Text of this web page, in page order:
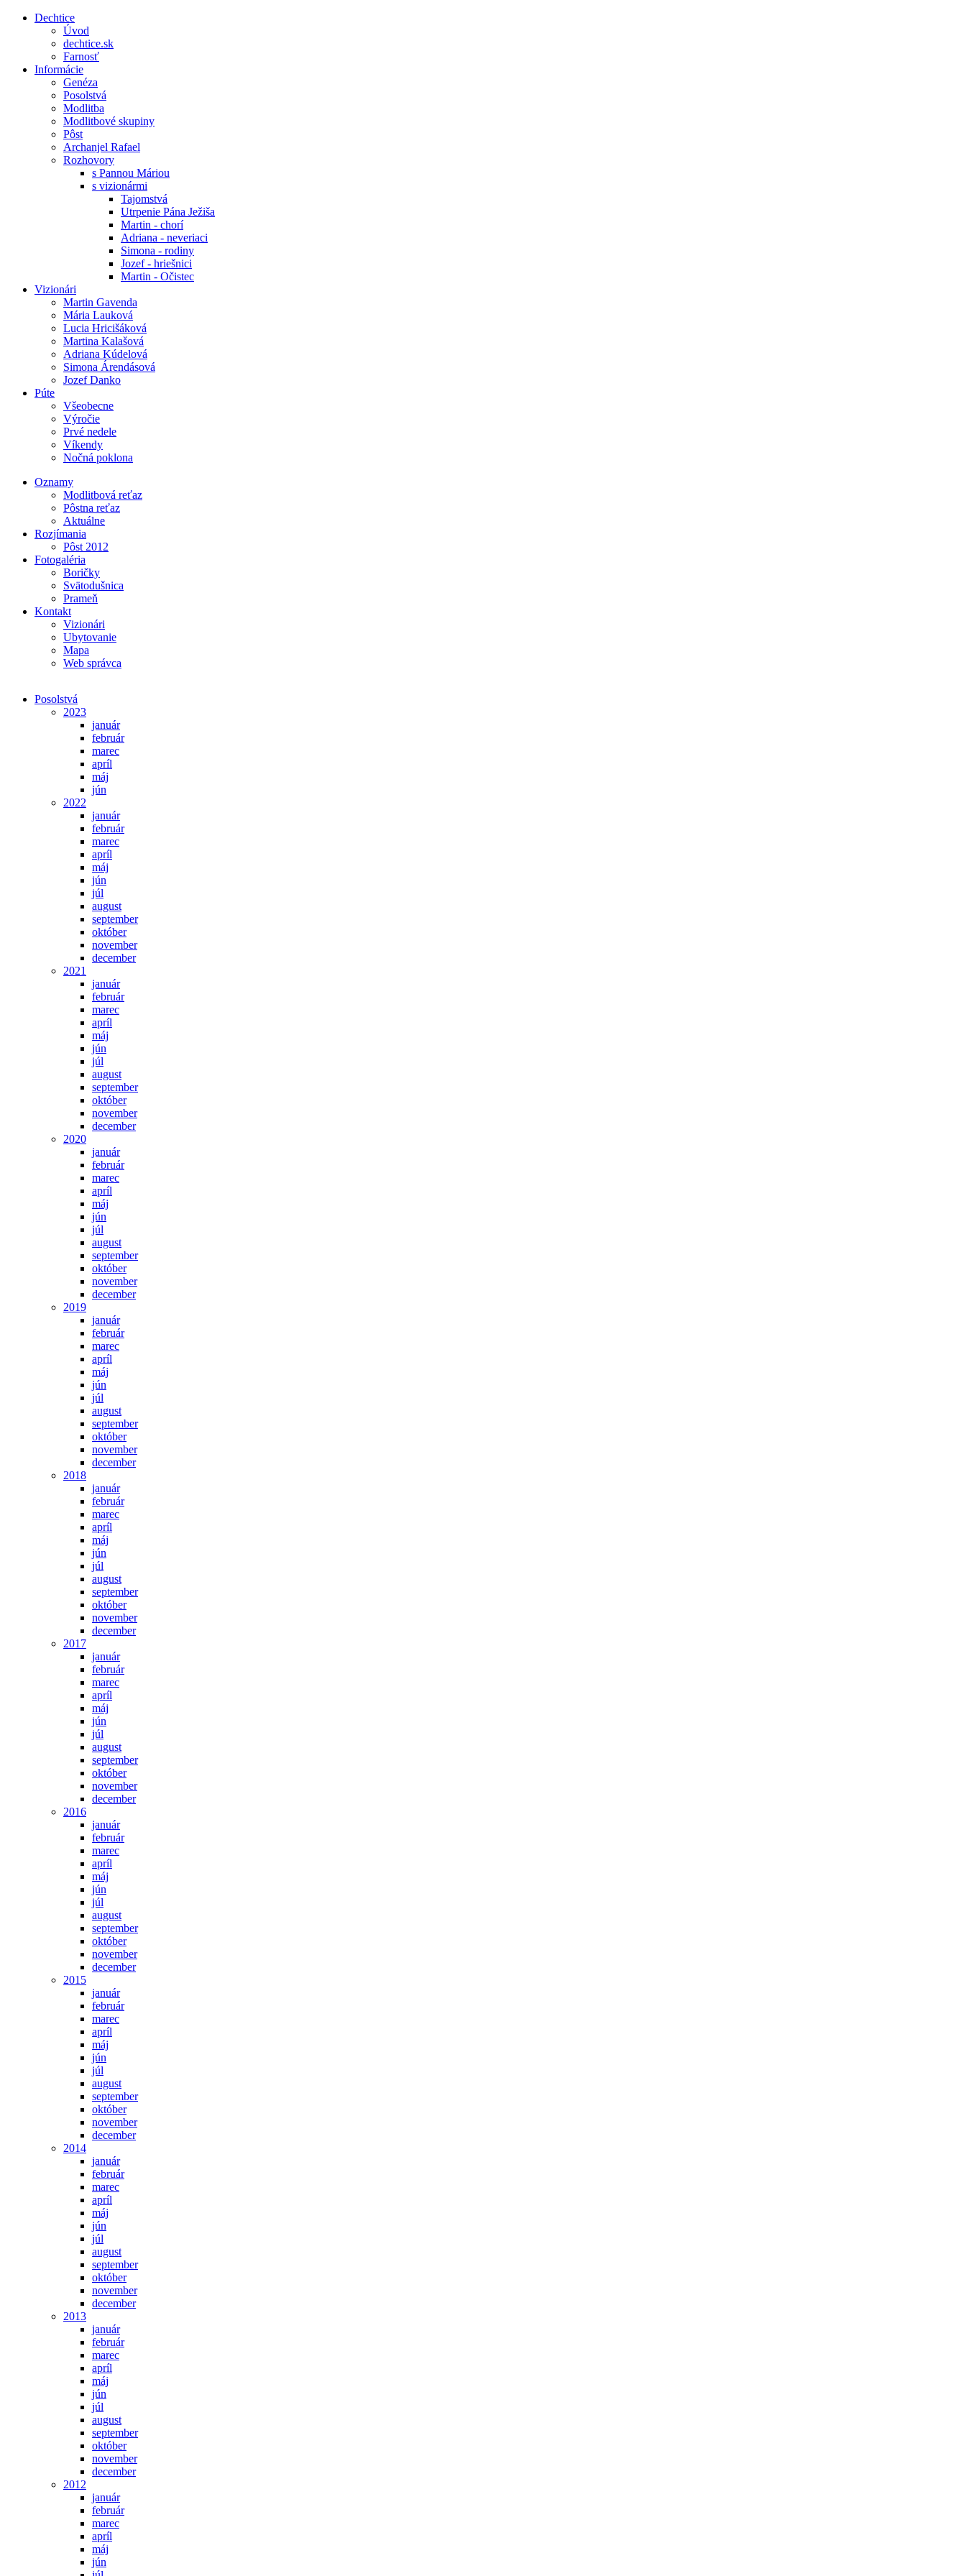
Dechtice
Úvod
dechtice.sk
Farnosť
Informácie
Genéza
Posolstvá
Modlitba
Modlitbové skupiny
Pôst
Archanjel Rafael
Rozhovory
s Pannou Máriou
s vizionármi
Tajomstvá
Utrpenie Pána Ježiša
Martin - chorí
Adriana - neveriaci
Simona - rodiny
Jozef - hriešnici
Martin - Očistec
Vizionári
Martin Gavenda
Mária Lauková
Lucia Hricišáková
Martina Kalašová
Adriana Kúdelová
Simona Árendásová
Jozef Danko
Púte
Všeobecne
Výročie
Prvé nedele
Víkendy
Nočná poklona
Oznamy
Modlitbová reťaz
Pôstna reťaz
Aktuálne
Rozjímania
Pôst 2012
Fotogaléria
Boričky
Svätodušnica
Prameň
Kontakt
Vizionári
Ubytovanie
Mapa
Web správca
Posolstvá
2023
január
február
marec
apríl
máj
jún
2022
január
február
marec
apríl
máj
jún
júl
august
september
október
november
december
2021
január
február
marec
apríl
máj
jún
júl
august
september
október
november
december
2020
január
február
marec
apríl
máj
jún
júl
august
september
október
november
december
2019
január
február
marec
apríl
máj
jún
júl
august
september
október
november
december
2018
január
február
marec
apríl
máj
jún
júl
august
september
október
november
december
2017
január
február
marec
apríl
máj
jún
júl
august
september
október
november
december
2016
január
február
marec
apríl
máj
jún
júl
august
september
október
november
december
2015
január
február
marec
apríl
máj
jún
júl
august
september
október
november
december
2014
január
február
marec
apríl
máj
jún
júl
august
september
október
november
december
2013
január
február
marec
apríl
máj
jún
júl
august
september
október
november
december
2012
január
február
marec
apríl
máj
jún